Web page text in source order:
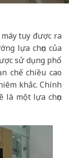
tuy được ra
lựa chọn của
sử dụng phổ
chế chiều cao
khắc. Chính
là một lựa chọn